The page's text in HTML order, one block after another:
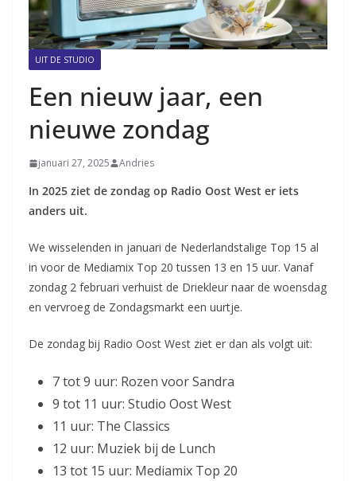
UIT DE STUDIO
Een nieuw jaar, een
nieuwe zondag
januari 27, 2025 Andries
In 2025 ziet de zondag op Radio Oost West er iets
anders uit.
We wisselenden in januari de Nederlandstalige Top 15 al
in voor de Mediamix Top 20 tussen 13 en 15 uur. Vanaf
zondag 2 februari verhuist de Driekleur naar de woensdag
en vervroeg de Zondagsmarkt een uurtje.
De zondag bij Radio Oost West ziet er dan als volgt uit:
7 tot 9 uur: Rozen voor Sandra
9 tot 11 uur: Studio Oost West
11 uur: The Classics
12 uur: Muziek bij de Lunch
13 tot 15 uur: Mediamix Top 20